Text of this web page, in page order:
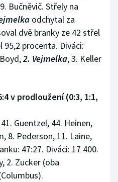
Bučněvič. Střely na
odchytal za
dvě branky ze 42 střel
procenta. Diváci:
2. Vejmelka, 3. Keller
v prodloužení (0:3, 1:1,
Guentzel, 44. Heinen,
8. Pederson, 11. Laine,
47:27. Diváci: 17 400.
2. Zucker (oba